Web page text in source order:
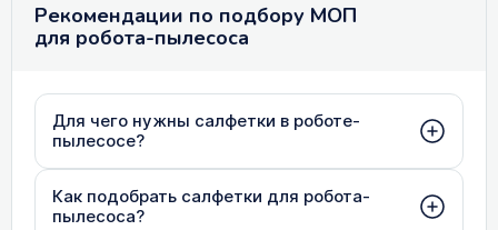
Рекомендации по подбору МОП
для робота-пылесоса
Для чего нужны салфетки в роботе-
пылесосе?
Как подобрать салфетки для робота-
пылесоса?